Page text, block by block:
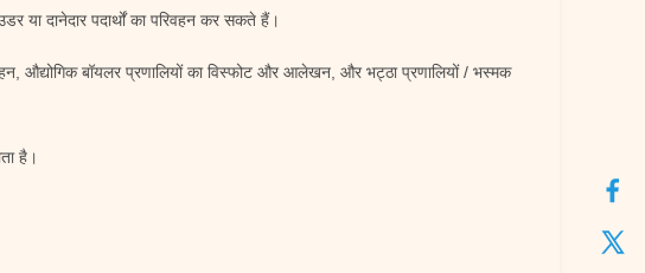
या दानेदार पदार्थों का परिवहन कर सकते हैं।
औद्योगिक बॉयलर प्रणालियों का विस्फोट और आलेखन, और भट्ठा प्रणालियों / भस्मक
है।